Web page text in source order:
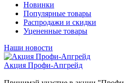
Новинки
Популярные товары
Распродажи и скидки
Уцененные товары
Наши новости
Акция Профи-Апгрейд